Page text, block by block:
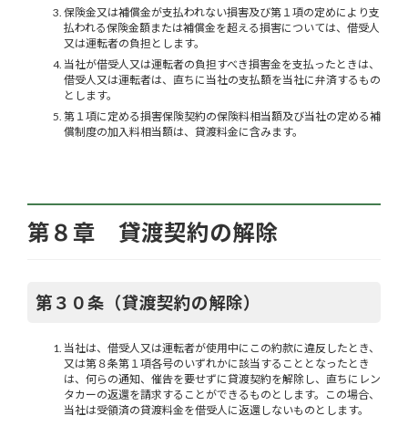
保険金又は補償金が支払われない損害及び第１項の定めにより支
払われる保険金額または補償金を超える損害については、借受人
又は運転者の負担とします。
当社が借受人又は運転者の負担すべき損害金を支払ったときは、
借受人又は運転者は、直ちに当社の支払額を当社に弁済するもの
とします。
第１項に定める損害保険契約の保険料相当額及び当社の定める補
償制度の加入料相当額は、貸渡料金に含みます。
第８章 貸渡契約の解除
第３０条（貸渡契約の解除）
当社は、借受人又は運転者が使用中にこの約款に違反したとき、
又は第８条第１項各号のいずれかに該当することとなったとき
は、何らの通知、催告を要せずに貸渡契約を解除し、直ちにレン
タカーの返還を請求することができるものとします。この場合、
当社は受領済の貸渡料金を借受人に返還しないものとします。